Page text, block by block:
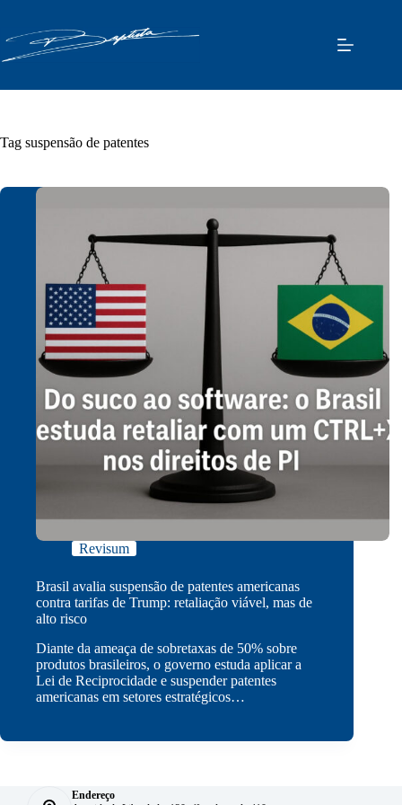
o
conteúdo
Tag suspensão de patentes
Revisum
Brasil avalia suspensão de patentes americanas
contra tarifas de Trump: retaliação viável, mas de
alto risco
Diante da ameaça de sobretaxas de 50% sobre
produtos brasileiros, o governo estuda aplicar a
Lei de Reciprocidade e suspender patentes
americanas em setores estratégicos…
Endereço